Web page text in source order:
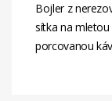
Bojler z
sítka na
porcovanou